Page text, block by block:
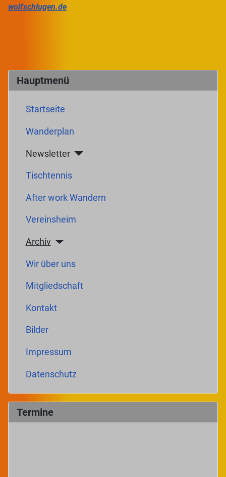
Hauptmenü
Startseite
Wanderplan
Newsletter
Tischtennis
After work Wandern
Vereinsheim
Archiv
Wir über uns
Mitgliedschaft
Kontakt
Bilder
Impressum
Datenschutz
Termine
wolfschlugen.de